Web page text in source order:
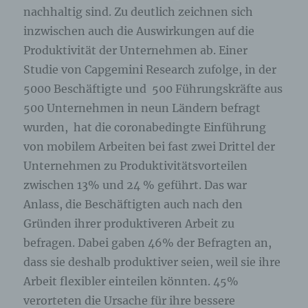
nachhaltig sind. Zu deutlich zeichnen sich
inzwischen auch die Auswirkungen auf die
Produktivität der Unternehmen ab. Einer
Studie von Capgemini Research zufolge, in der
5000 Beschäftigte und 500 Führungskräfte aus
500 Unternehmen in neun Ländern befragt
wurden, hat die coronabedingte Einführung
von mobilem Arbeiten bei fast zwei Drittel der
Unternehmen zu Produktivitätsvorteilen
zwischen 13% und 24 % geführt. Das war
Anlass, die Beschäftigten auch nach den
Gründen ihrer produktiveren Arbeit zu
befragen. Dabei gaben 46% der Befragten an,
dass sie deshalb produktiver seien, weil sie ihre
Arbeit flexibler einteilen könnten. 45%
verorteten die Ursache für ihre bessere
Internetseite und dem auf dem Computersystem
des Benutzers abgelegten Cookie übernommen
wird. Ein weiteres Beispiel ist das Cookie eines
Warenkorbes im Online-Shop. Der Online-Shop
merkt sich die Artikel, die ein Kunde in den
Die betroffene Person kann die Setzung von
Cookies durch unsere Internetseite jederzeit
mittels einer entsprechenden Einstellung des
der Setzung von Cookies dauerhaft
widersprechen. Ferner können bereits gesetzte
andere Softwareprogramme gelöscht werden. Dies
ist in allen gängigen Internetbrowsern möglich.
Deaktiviert die betroffene Person die Setzung von
Cookies in dem genutzten Internetbrowser, sind
unter Umständen nicht alle Funktionen unserer
Internetseite vollumfänglich nutzbar.